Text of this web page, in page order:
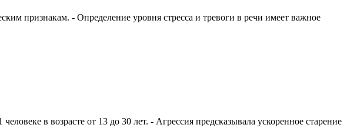
признакам. - Определение уровня стресса и тревоги в речи имеет важное
в возрасте от 13 до 30 лет. - Агрессия предсказывала ускоренное старение